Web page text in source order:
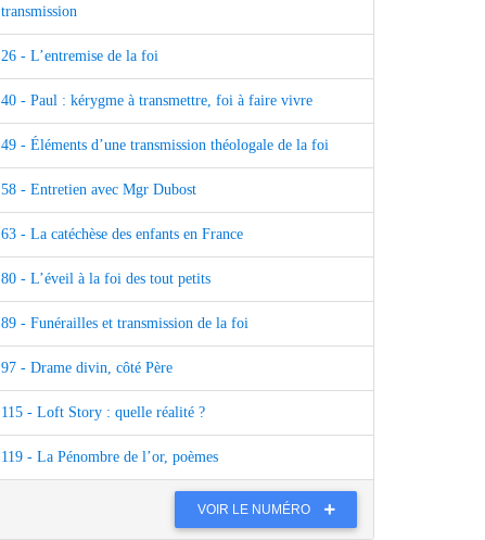
transmission
26 - L’entremise de la foi
40 - Paul : kérygme à transmettre, foi à faire vivre
49 - Éléments d’une transmission théologale de la foi
58 - Entretien avec Mgr Dubost
63 - La catéchèse des enfants en France
80 - L’éveil à la foi des tout petits
89 - Funérailles et transmission de la foi
97 - Drame divin, côté Père
115 - Loft Story : quelle réalité ?
119 - La Pénombre de l’or, poèmes
VOIR LE NUMÉRO